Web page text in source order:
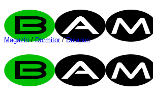
Magazin / Dormitor / Dulapuri